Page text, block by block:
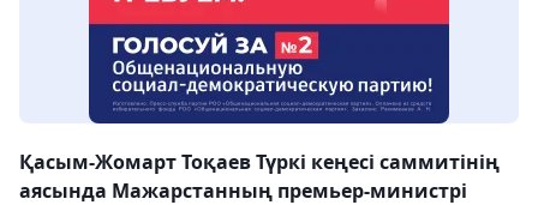
Қасым-Жомарт Тоқаев Түркі кеңесі саммитінің
аясында Мажарстанның премьер-министрі